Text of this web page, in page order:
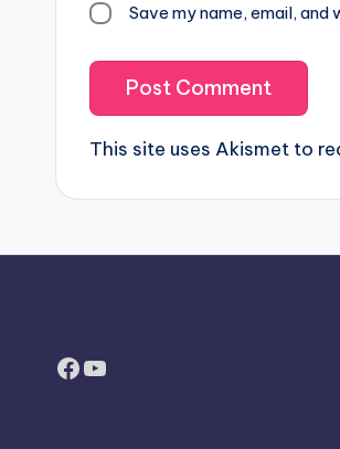
Save my name, email,
This site uses Akismet to
Facebook
YouTube